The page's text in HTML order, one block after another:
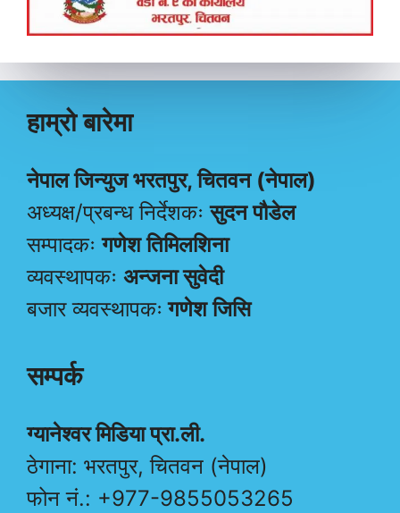
हाम्रो बारेमा
नेपाल जिन्युज भरतपुर, चितवन (नेपाल)
अध्यक्ष/प्रबन्ध निर्देशकःसुदन पौडेल
सम्पादकःगणेश तिमिलशिना
व्यवस्थापकः अन्जना सुवेदी
बजार व्यवस्थापकः गणेश जिसि
सम्पर्क
ग्यानेश्वर मिडिया प्रा.ली.
ठेगाना: भरतपुर, चितवन (नेपाल)
फोन नं.: +977-9855053265